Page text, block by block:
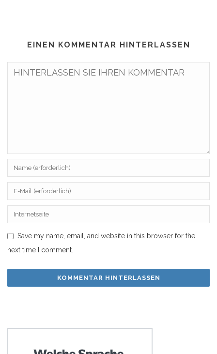
EINEN KOMMENTAR HINTERLASSEN
Save my name, email, and website in this browser for the
next time I comment.